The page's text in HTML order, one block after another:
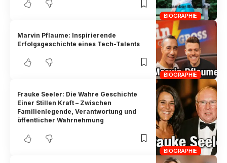
BIOGRAPHIE
BIOGRAPHIE
Marvin Pflaume: Inspirierende
Erfolgsgeschichte eines Tech-Talents
BIOGRAPHIE
Frauke Seeler: Die Wahre Geschichte
Einer Stillen Kraft – Zwischen
Familienlegende, Verantwortung und
öffentlicher Wahrnehmung